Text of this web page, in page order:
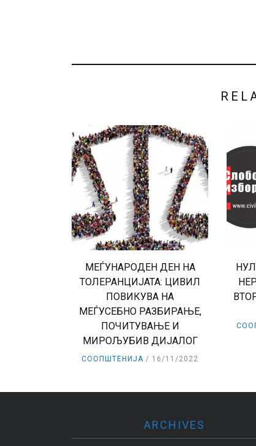
МЕЃУНАРОДЕН ДЕН НА
ТОЛЕРАНЦИЈАТА: ЦИВИЛ
ПОВИКУВА НА
МЕЃУСЕБНО РАЗБИРАЊЕ,
ПОЧИТУВАЊЕ И
МИРОЉУБИВ ДИЈАЛОГ
СООПШТЕНИЈА 16/11/2022
ARCHIVES